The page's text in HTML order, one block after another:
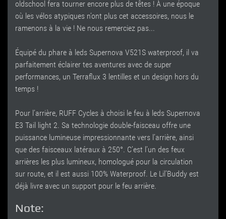
oldschool fera tourner encore plus de têtes ! À une époque
où les vélos atypiques n’ont plus cet accessoires, nous le
ramenons à la vie ! Ne nous remerciez pas...
Équipé du phare à leds Supernova V521S waterproof, il va
parfaitement éclairer tes aventures avec de super
performances, un Terraflux 3 lentilles et un design hors du
temps !
Pour l’arrière, RUFF Cycles à choisi le feu à leds Supernova
E3 Tail light 2. Sa technologie double-faisceau offre une
puissance lumineuse impressionnante vers l’arrière, ainsi
que des faisceaux latéraux à 250°. C’est l’un des feux
arrières les plus lumineux, homologué pour la circulation
sur route, et il est aussi 100% Waterproof. Le Lil’Buddy est
déjà livre avec un support pour le feu arrière.
Note: